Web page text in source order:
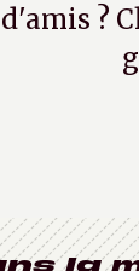
d'amis ?
la